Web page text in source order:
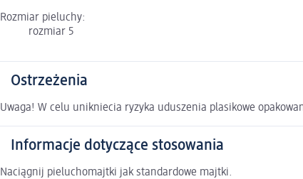
Rozmiar pieluchy:
rozmiar 5
Ostrzeżenia
Uwaga! W celu unikniecia ryzyka uduszenia plasikowe
Informacje dotyczące stosowania
Naciągnij pieluchomajtki jak standardowe majtki.